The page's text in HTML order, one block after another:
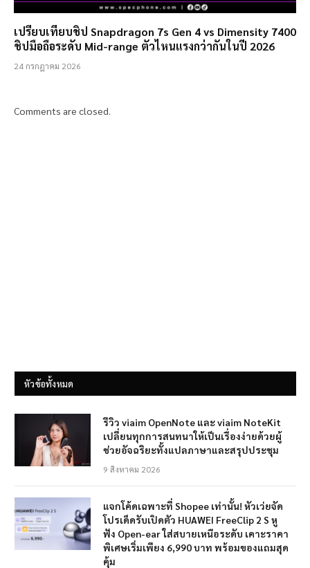
เปรียบเทียบชิป Snapdragon 7s Gen 4 vs Dimensity 7400
ชิปมือถือระดับ Mid-range ตัวไหนแรงกว่ากันในปี 2026
24 กรกฎาคม 2026
Comments are closed.
หัวข้อทั้งหมด
รีวิว viaim OpenNote และ viaim NoteKit
เปลี่ยนทุกการสนทนาให้เป็นเรื่องง่ายด้วยผู้
ช่วยอัจฉริยะทั้งแปลภาษาและสรุปประชุม
9 สิงหาคม 2026
แจกโค้ดเฉพาะที่ Shopee เท่านั้น! หัวเว่ยจัด
โปรเด็ดรับเปิดตัว HUAWEI FreeClip 2 S หู
ฟัง Open-ear ใส่สบายเหนือระดับ เคาะราคา
พิเศษเริ่มเพียง 6,990 บาท พร้อมของแถมสุด
คุ้ม